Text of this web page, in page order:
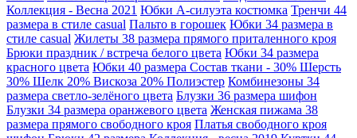
Коллекция - Весна 2021 Юбки А-силуэта костюмка Тренчи 44
размера в стиле casual Пальто в горошек Юбки 34 размера в
стиле casual Жилеты 38 размера прямого приталенного кроя
Брюки праздник / встреча белого цвета Юбки 34 размера
красного цвета Юбки 40 размера Состав ткани - 30% Шерсть
30% Шелк 20% Вискоза 20% Полиэстер Комбинезоны 34
размера светло-зелёного цвета Блузки 36 размера шифон
Блузки 34 размера оранжевого цвета Женская пижама 38
размера прямого свободного кроя Платья свободного кроя